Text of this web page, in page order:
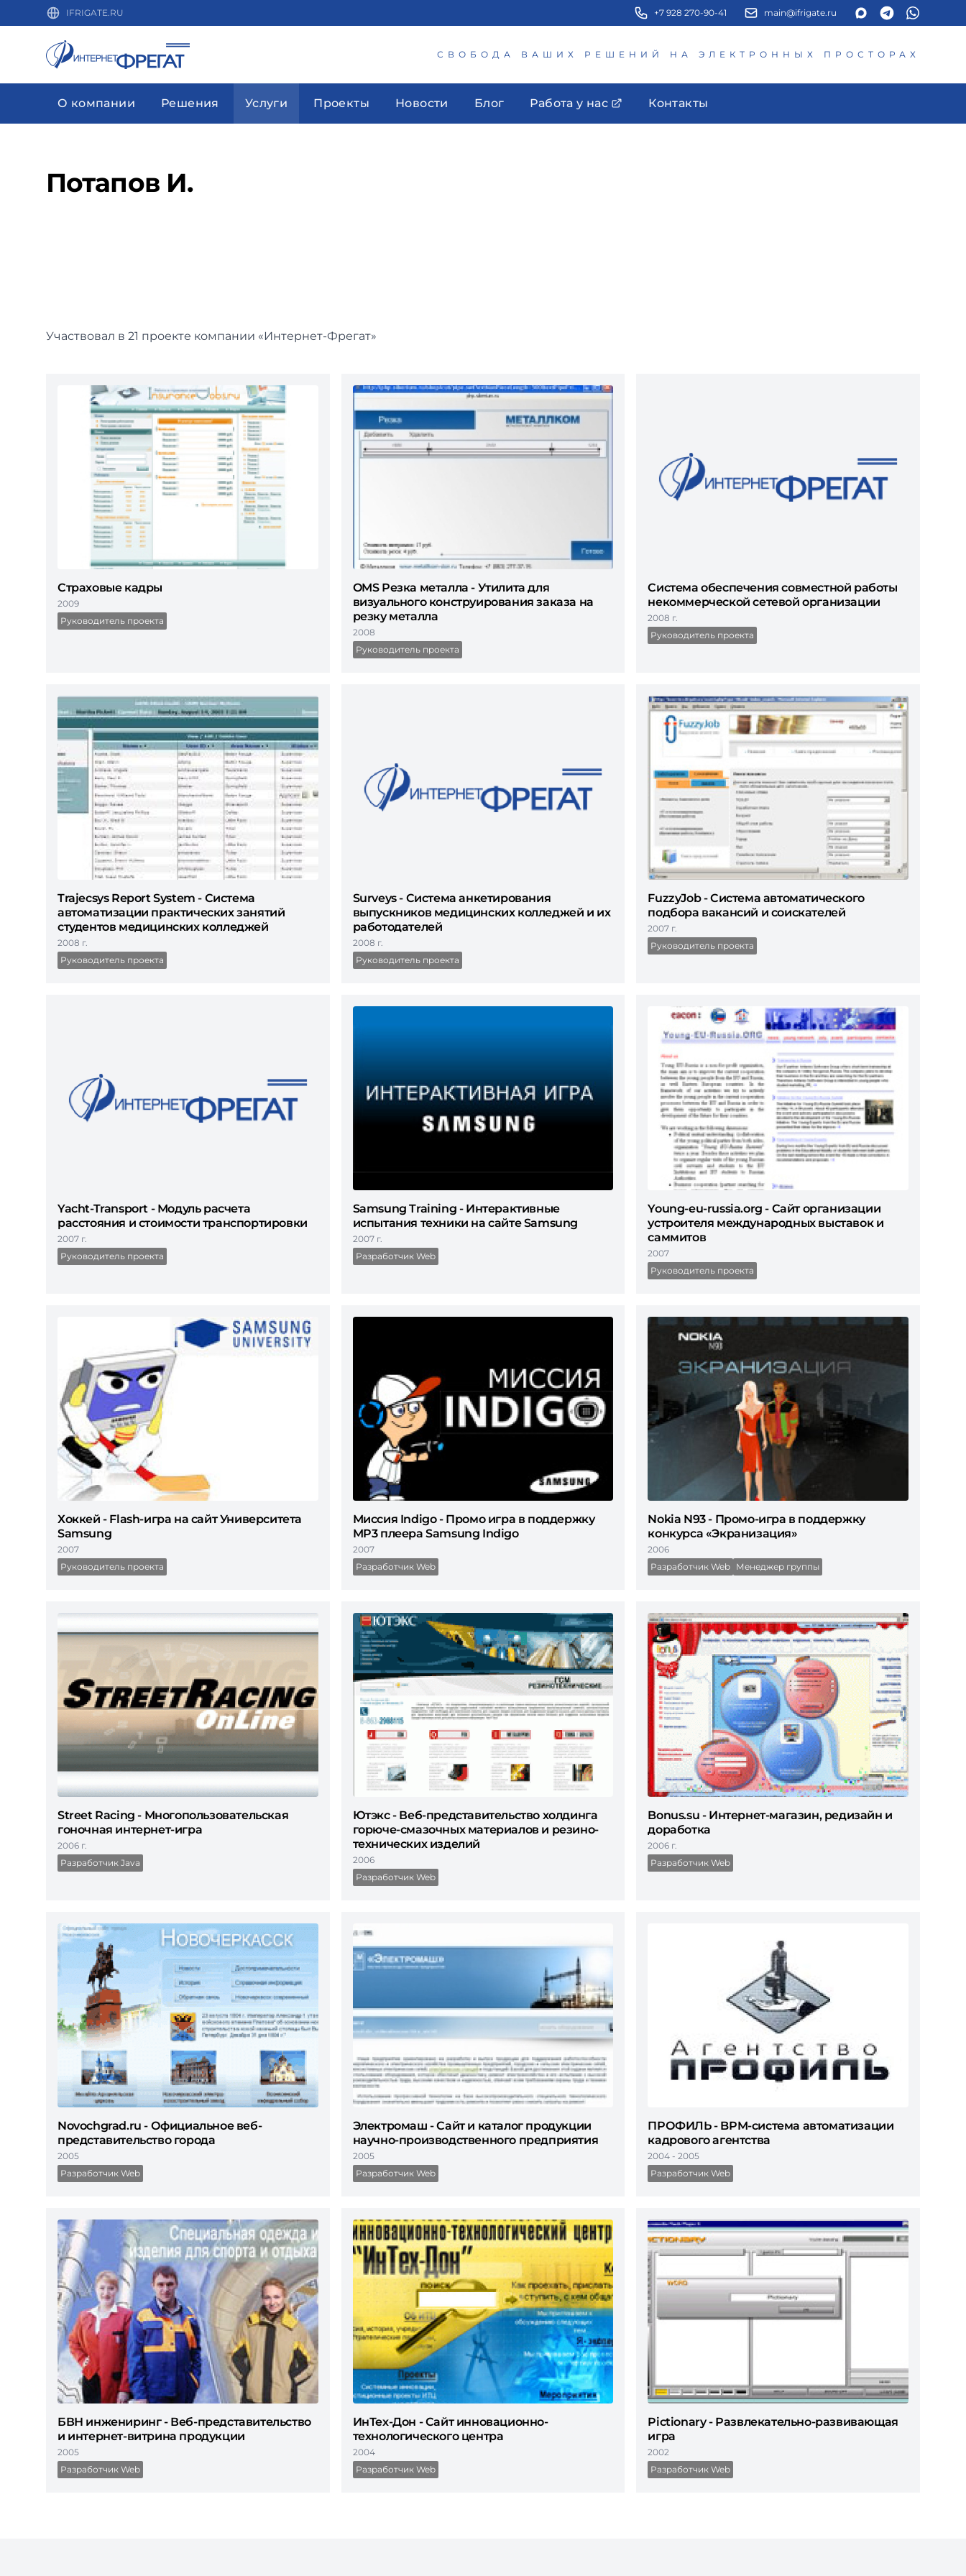
IFRIGATE.RU +7 928 270-90-41 main@ifrigate.ru
СВОБОДА ВАШИХ РЕШЕНИЙ НА ЭЛЕКТРОННЫХ ПРОСТОРАХ
О компании Решения Услуги Проекты Новости Блог Работа у нас Контакты
Потапов И.
Участвовал в 21 проекте компании «Интернет-Фрегат»
Страховые кадры
2009
Руководитель проекта
OMS Резка металла - Утилита для
визуального конструирования заказа на
резку металла
2008
Руководитель проекта
Система обеспечения совместной работы
некоммерческой сетевой организации
2008 г.
Руководитель проекта
Trajecsys Report System - Система
автоматизации практических занятий
студентов медицинских колледжей
2008 г.
Руководитель проекта
Surveys - Система анкетирования
выпускников медицинских колледжей и их
работодателей
2008 г.
Руководитель проекта
FuzzyJob - Система автоматического
подбора вакансий и соискателей
2007 г.
Руководитель проекта
Yacht-Transport - Модуль расчета
расстояния и стоимости транспортировки
2007 г.
Руководитель проекта
Samsung Training - Интерактивные
испытания техники на сайте Samsung
2007 г.
Разработчик Web
Young-eu-russia.org - Сайт организации
устроителя международных выставок и
саммитов
2007
Руководитель проекта
Хоккей - Flash-игра на сайт Университета
Samsung
2007
Руководитель проекта
Миссия Indigo - Промо игра в поддержку
MP3 плеера Samsung Indigo
2007
Разработчик Web
Nokia N93 - Промо-игра в поддержку
конкурса «Экранизация»
2006
Разработчик Web Менеджер группы
Street Racing - Многопользовательская
гоночная интернет-игра
2006 г.
Разработчик Java
Ютэкс - Веб-представительство холдинга
горюче-смазочных материалов и резино-
технических изделий
2006
Разработчик Web
Bonus.su - Интернет-магазин, редизайн и
доработка
2006 г.
Разработчик Web
Novochgrad.ru - Официальное веб-
представительство города
2005
Разработчик Web
Электромаш - Сайт и каталог продукции
научно-производственного предприятия
2005
Разработчик Web
ПРОФИЛЬ - BPM-cистема автоматизации
кадрового агентства
2004 - 2005
Разработчик Web
БВН инжениринг - Веб-представительство
и интернет-витрина продукции
2005
Разработчик Web
ИнТех-Дон - Сайт инновационно-
технологического центра
2004
Разработчик Web
Pictionary - Развлекательно-развивающая
игра
2002
Разработчик Web